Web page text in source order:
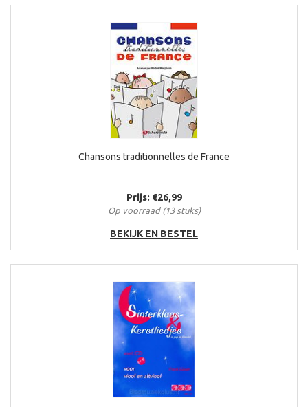
Chansons traditionnelles de France
Prijs: €26,99
Op voorraad (13 stuks)
BEKIJK EN BESTEL